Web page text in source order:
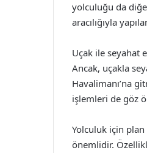
yolculuğu da
aracılığıyla
Uçak ile seyahat
Ancak, uçakla
Havalimanı’na
işlemleri de göz
Yolculuk için
önemlidir.